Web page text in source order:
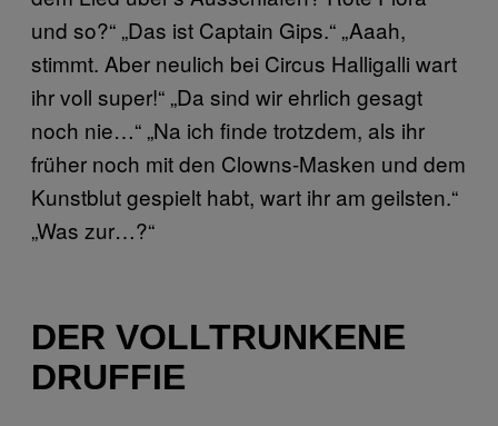
und so?“ „Das ist Captain Gips.“ „Aaah,
stimmt. Aber neulich bei Circus Halligalli wart
ihr voll super!“ „Da sind wir ehrlich gesagt
noch nie…“ „Na ich finde trotzdem, als ihr
früher noch mit den Clowns-Masken und dem
Kunstblut gespielt habt, wart ihr am geilsten.“
„Was zur…?“
DER VOLLTRUNKENE
DRUFFIE